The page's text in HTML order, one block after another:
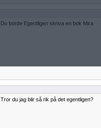
Du borde Egentligen skriva en bok Mira
Tror du jag blir så rik på det egentligen?